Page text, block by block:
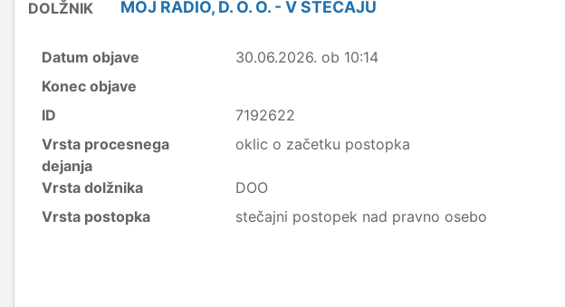
DOLŽNIK MOJ RADIO, D. O. O. - V STEČAJU
Datum objave
30.06.2026. ob 10:14
Konec objave
ID
7192622
Vrsta procesnega
dejanja
oklic o začetku postopka
Vrsta dolžnika
DOO
Vrsta postopka
stečajni postopek nad pravno osebo